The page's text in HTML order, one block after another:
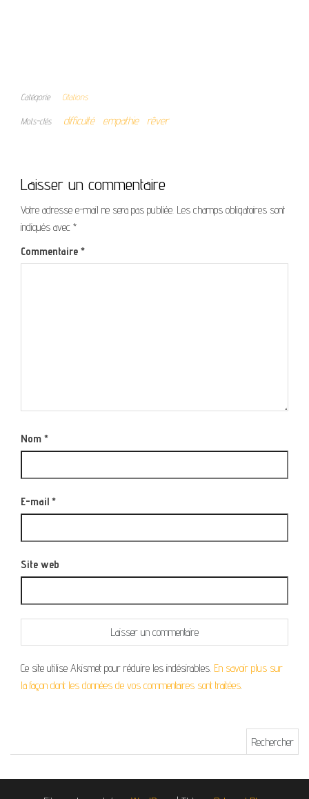
Catégorie Citations
Mots-clés difficulté empathie rêver
Laisser un commentaire
Votre adresse e-mail ne sera pas publiée. Les champs obligatoires sont
indiqués avec *
Commentaire *
Nom *
E-mail *
Site web
Ce site utilise Akismet pour réduire les indésirables. En savoir plus sur
la façon dont les données de vos commentaires sont traitées.